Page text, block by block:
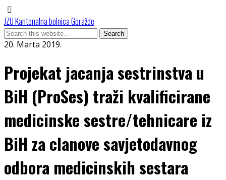
JZU Kantonalna bolnica Goražde
20. Marta 2019.
Projekat jacanja sestrinstva u
BiH (ProSes) traži kvalificirane
medicinske sestre/tehnicare iz
BiH za clanove savjetodavnog
odbora medicinskih sestara